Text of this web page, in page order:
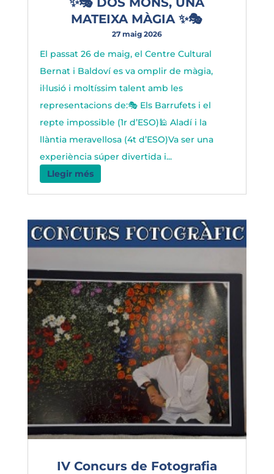
MATEIXA MÀGIA ✨🎭
27 maig 2026
El passat 26 de maig, el Centre Cultural
Bernat i Baldoví es va omplir de màgia,
il·lusió i moltíssim talent amb les
representacions de:🎭 Els Barrufets i el
repte impossible (1r d’ESO)🕌 Aladí i la
llàntia meravellosa (4t d’ESO)Va ser una
experiència súper divertida i...
Llegir més
IV Concurs de Fotografia